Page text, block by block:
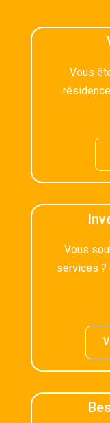
Vous
Vous
services ?